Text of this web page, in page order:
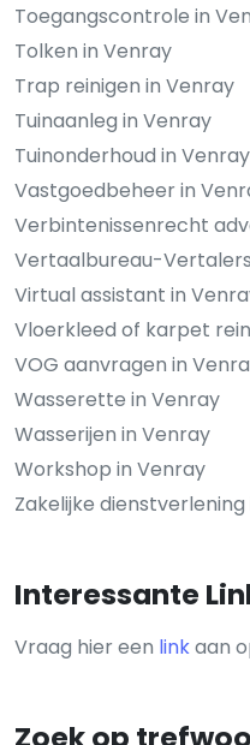
Toegangscontrole in
Tolken in Venray
Trap reinigen in Venray
Tuinaanleg in Venray
Tuinonderhoud in Venray
Vastgoedbeheer in
Verbintenissenrecht
Vertaalbureau-
Virtual assistant in
Vloerkleed of karpet
VOG aanvragen in
Wasserette in Venray
Wasserijen in Venray
Workshop in Venray
Zakelijke
Interessante
Vraag hier een linkaan
Zoek op